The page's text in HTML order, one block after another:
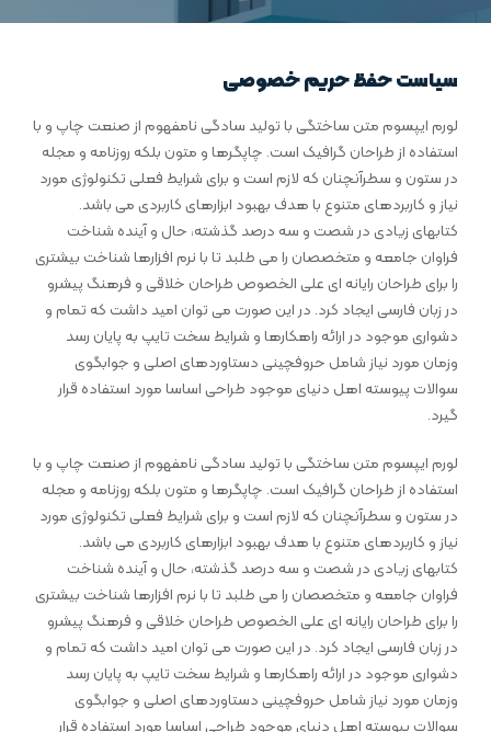
سیاست حفظ حریم خصوصی
لورم ایپسوم متن ساختگی با تولید سادگی نامفهوم از صنعت چاپ و با
استفاده از طراحان گرافیک است. چاپگرها و متون بلکه روزنامه و مجله
در ستون و سطرآنچنان که لازم است و برای شرایط فعلی تکنولوژی مورد
نیاز و کاربردهای متنوع با هدف بهبود ابزارهای کاربردی می باشد.
کتابهای زیادی در شصت و سه درصد گذشته، حال و آینده شناخت
فراوان جامعه و متخصصان را می طلبد تا با نرم افزارها شناخت بیشتری
را برای طراحان رایانه ای علی الخصوص طراحان خلاقی و فرهنگ پیشرو
در زبان فارسی ایجاد کرد. در این صورت می توان امید داشت که تمام و
دشواری موجود در ارائه راهکارها و شرایط سخت تایپ به پایان رسد
وزمان مورد نیاز شامل حروفچینی دستاوردهای اصلی و جوابگوی
سوالات پیوسته اهل دنیای موجود طراحی اساسا مورد استفاده قرار
گیرد.
لورم ایپسوم متن ساختگی با تولید سادگی نامفهوم از صنعت چاپ و با
استفاده از طراحان گرافیک است. چاپگرها و متون بلکه روزنامه و مجله
در ستون و سطرآنچنان که لازم است و برای شرایط فعلی تکنولوژی مورد
نیاز و کاربردهای متنوع با هدف بهبود ابزارهای کاربردی می باشد.
کتابهای زیادی در شصت و سه درصد گذشته، حال و آینده شناخت
فراوان جامعه و متخصصان را می طلبد تا با نرم افزارها شناخت بیشتری
را برای طراحان رایانه ای علی الخصوص طراحان خلاقی و فرهنگ پیشرو
در زبان فارسی ایجاد کرد. در این صورت می توان امید داشت که تمام و
دشواری موجود در ارائه راهکارها و شرایط سخت تایپ به پایان رسد
وزمان مورد نیاز شامل حروفچینی دستاوردهای اصلی و جوابگوی
سوالات پیوسته اهل دنیای موجود طراحی اساسا مورد استفاده قرار